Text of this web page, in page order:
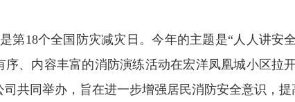
18个全国防灾减灾日。今年的主题是“人人讲安
序、内容丰富的消防演练活动在宏洋凤凰城小区拉
共同举办，旨在进一步增强居民消防安全意识，